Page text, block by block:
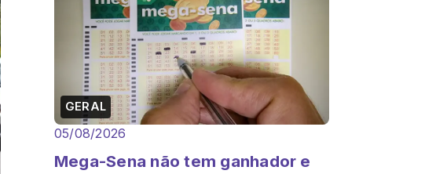
GERAL
05/08/2026
Mega-Sena não tem ganhador e